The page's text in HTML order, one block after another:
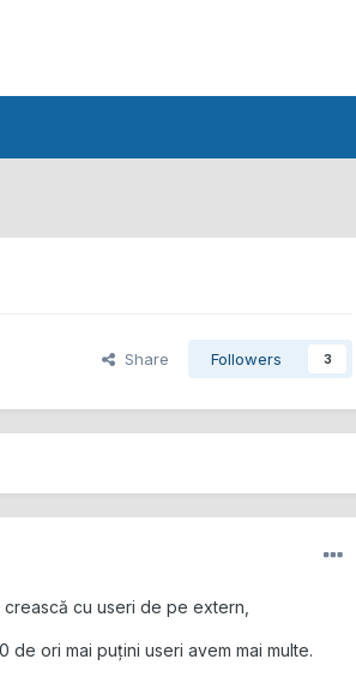
Share Followers 3
cu useri de pe extern,
ori mai puțini useri avem mai multe.